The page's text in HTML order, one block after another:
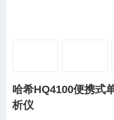
哈希HQ4100便携式
析仪